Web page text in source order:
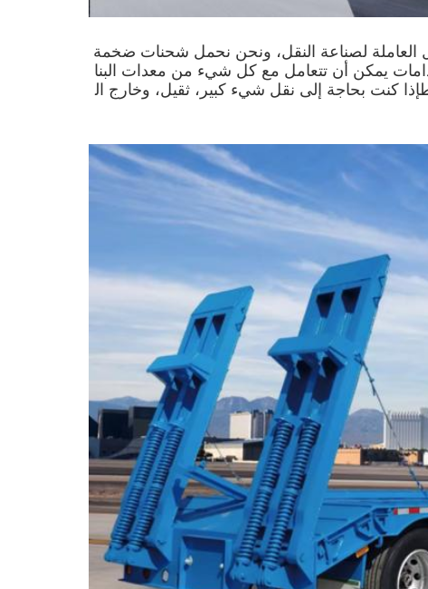
العاملة لصناعة النقل، ونحن نحمل شحنات ضخمة
يمكن أن تتعامل مع كل شيء من معدات البنا
كنت بحاجة إلى نقل شيء كبير، ثقيل، وخارج ال